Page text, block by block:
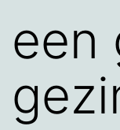
een